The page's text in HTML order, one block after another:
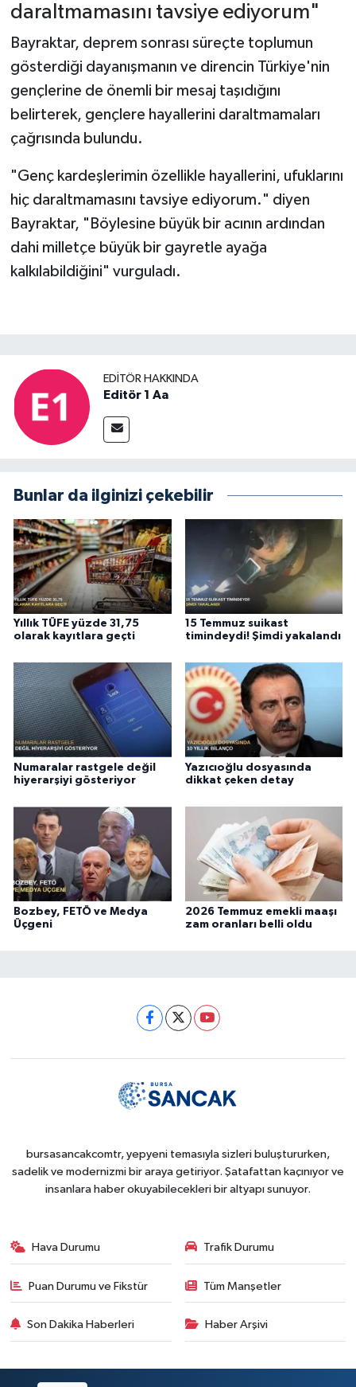
daraltmamasını tavsiye ediyorum"
Bayraktar, deprem sonrası süreçte toplumun
gösterdiği dayanışmanın ve direncin Türkiye'nin
gençlerine de önemli bir mesaj taşıdığını
belirterek, gençlere hayallerini daraltmamaları
çağrısında bulundu.
"Genç kardeşlerimin özellikle hayallerini, ufuklarını
hiç daraltmamasını tavsiye ediyorum." diyen
Bayraktar, "Böylesine büyük bir acının ardından
dahi milletçe büyük bir gayretle ayağa
kalkılabildiğini" vurguladı.
EDITÖR HAKKINDA
Editör 1 Aa
Bunlar da ilginizi çekebilir
Yıllık TÜFE yüzde 31,75
olarak kayıtlara geçti
15 Temmuz suikast
timindeydi! Şimdi yakalandı
Numaralar rastgele değil
hiyerarşiyi gösteriyor
Yazıcıoğlu dosyasında
dikkat çeken detay
Bozbey, FETÖ ve Medya
Üçgeni
2026 Temmuz emekli maaşı
zam oranları belli oldu
bursasancakcomtr, yepyeni temasıyla sizleri buluştururken,
sadelik ve modernizmi bir araya getiriyor. Şatafattan kaçınıyor ve
insanlara haber okuyabilecekleri bir altyapı sunuyor.
Hava Durumu Trafik Durumu
Puan Durumu ve Fikstür Tüm Manşetler
Son Dakika Haberleri Haber Arşivi